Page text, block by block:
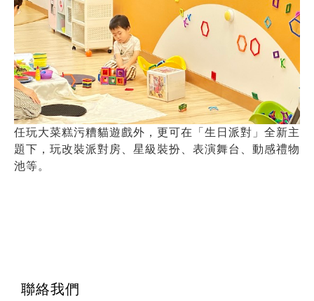
任玩大菜糕污糟貓遊戲外，更可在「生日派對」全新主
題下，玩改裝派對房、星級裝扮、表演舞台、動感禮物
池等。
聯絡我們